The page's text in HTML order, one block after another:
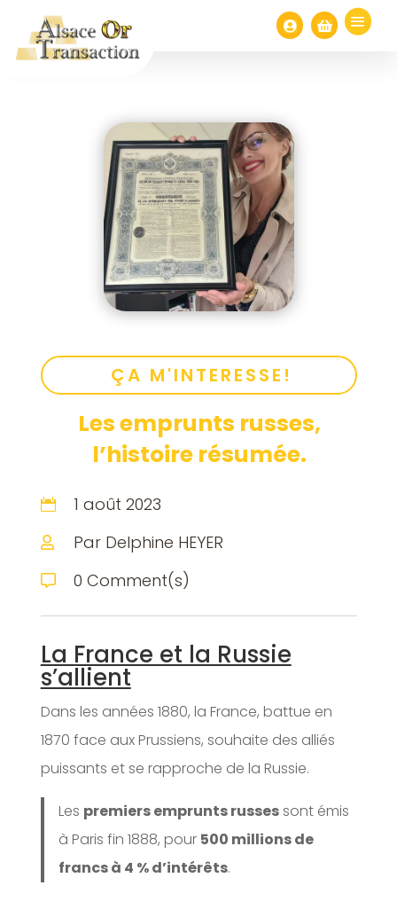
 
ÇA M'INTERESSE!
Les emprunts russes,
l’histoire résumée.
 1 août 2023
 Par Delphine HEYER
 0 Comment(s)
La France et la Russie
s’allient
Dans les années 1880, la France, battue en
1870 face aux Prussiens, souhaite des alliés
puissants et se rapproche de la Russie.
Les premiers emprunts russessont émis
à Paris fin 1888, pour 500 millions de
francs à 4 % d’intérêts.